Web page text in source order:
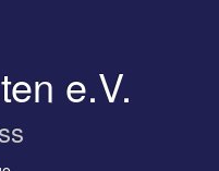
e.V.